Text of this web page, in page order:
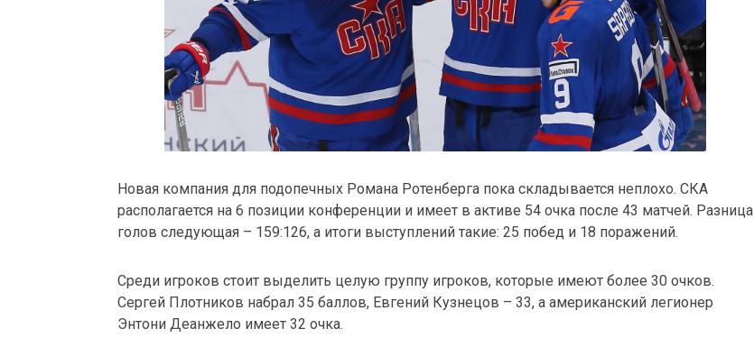
Новая компания для подопечных Романа Ротенберга пока складывается неплохо. СКА
располагается на 6 позиции конференции и имеет в активе 54 очка после 43 матчей. Разница
голов следующая – 159:126, а итоги выступлений такие: 25 побед и 18 поражений.
Среди игроков стоит выделить целую группу игроков, которые имеют более 30 очков.
Сергей Плотников набрал 35 баллов, Евгений Кузнецов – 33, а американский легионер
Энтони Деанжело имеет 32 очка.